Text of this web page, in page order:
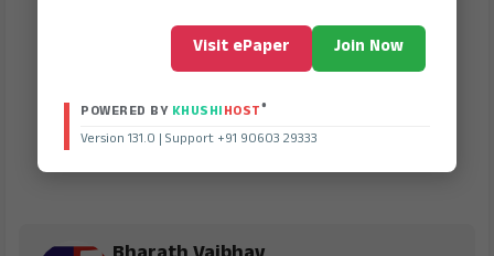
Visit ePaper Join Now
POWERED BY KHUSHIHOST®
Version 131.0 | Support +91 90603 29333